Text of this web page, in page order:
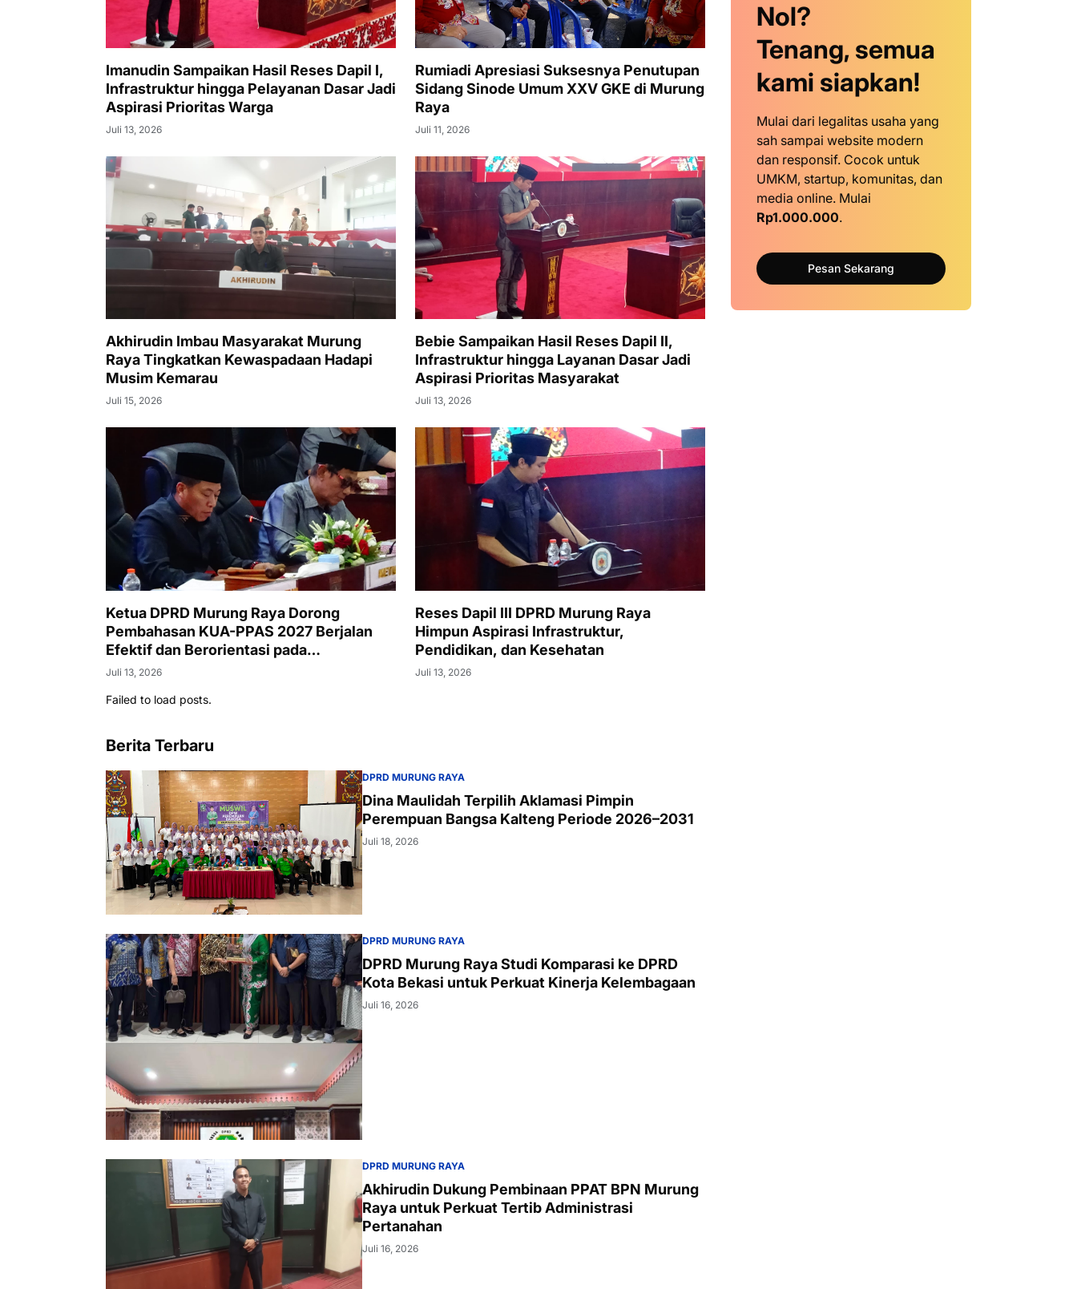
Imanudin Sampaikan Hasil Reses Dapil I,
Infrastruktur hingga Pelayanan Dasar Jadi
Aspirasi Prioritas Warga
Juli 13, 2026
Rumiadi Apresiasi Suksesnya Penutupan
Sidang Sinode Umum XXV GKE di Murung
Raya
Juli 11, 2026
Akhirudin Imbau Masyarakat Murung
Raya Tingkatkan Kewaspadaan Hadapi
Musim Kemarau
Juli 15, 2026
Bebie Sampaikan Hasil Reses Dapil II,
Infrastruktur hingga Layanan Dasar Jadi
Aspirasi Prioritas Masyarakat
Juli 13, 2026
Ketua DPRD Murung Raya Dorong
Pembahasan KUA-PPAS 2027 Berjalan
Efektif dan Berorientasi pada
Kepentingan Masyarakat
Juli 13, 2026
Reses Dapil III DPRD Murung Raya
Himpun Aspirasi Infrastruktur,
Pendidikan, dan Kesehatan
Juli 13, 2026
Failed to load posts.
Berita Terbaru
DPRD MURUNG RAYA
Dina Maulidah Terpilih Aklamasi Pimpin
Perempuan Bangsa Kalteng Periode 2026–2031
Juli 18, 2026
DPRD MURUNG RAYA
DPRD Murung Raya Studi Komparasi ke DPRD
Kota Bekasi untuk Perkuat Kinerja Kelembagaan
Juli 16, 2026
DPRD MURUNG RAYA
Akhirudin Dukung Pembinaan PPAT BPN Murung
Raya untuk Perkuat Tertib Administrasi
Pertanahan
Juli 16, 2026
Nol?
Tenang, semua
kami siapkan!
Mulai dari legalitas usaha yang
sah sampai website modern
dan responsif. Cocok untuk
UMKM, startup, komunitas, dan
media online. Mulai
Rp1.000.000.
Pesan Sekarang